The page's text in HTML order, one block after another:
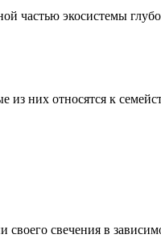
частью экосистемы
них относятся к
своего свечения в